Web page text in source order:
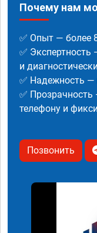
Почему нам
✅ Опыт — более
✅
и
✅ Надежность —
✅
телефону и
Позвонить